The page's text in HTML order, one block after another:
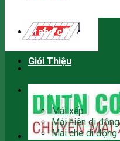
Trang chủ
Giới Thiệu
Sản phẩm
Mái xếp
Mái hiên di động
Mái che di động